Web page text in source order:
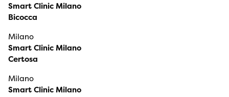
Smart Clinic Milano
Bicocca
Milano
Smart Clinic Milano
Certosa
Milano
Smart Clinic Milano